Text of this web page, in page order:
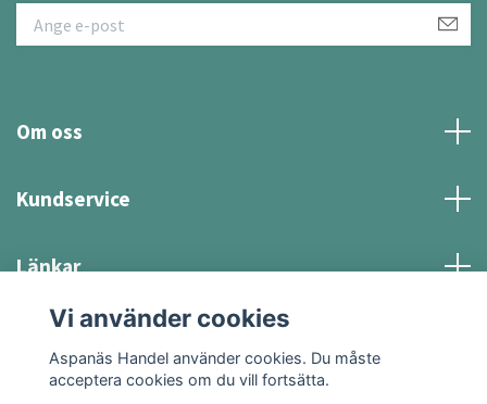
Om oss
Kundservice
Länkar
Sociala medier
Vi använder cookies
Aspanäs Handel använder cookies. Du måste
acceptera cookies om du vill fortsätta.